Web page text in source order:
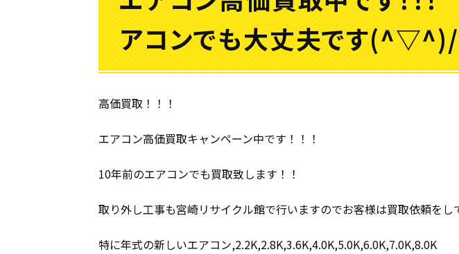
アコンでも大丈夫です(^▽^)/
高価買取！！！
エアコン高価買取キャンペーン中です！！！
10年前のエアコンでも買取致します！！
取り外し工事も宮崎リサイクル館で行いますのでお客様は買取依頼を
特に年式の新しいエアコン,2.2K,2.8K,3.6K,4.0K,5.0K,6.0K,7.0K,8.0K